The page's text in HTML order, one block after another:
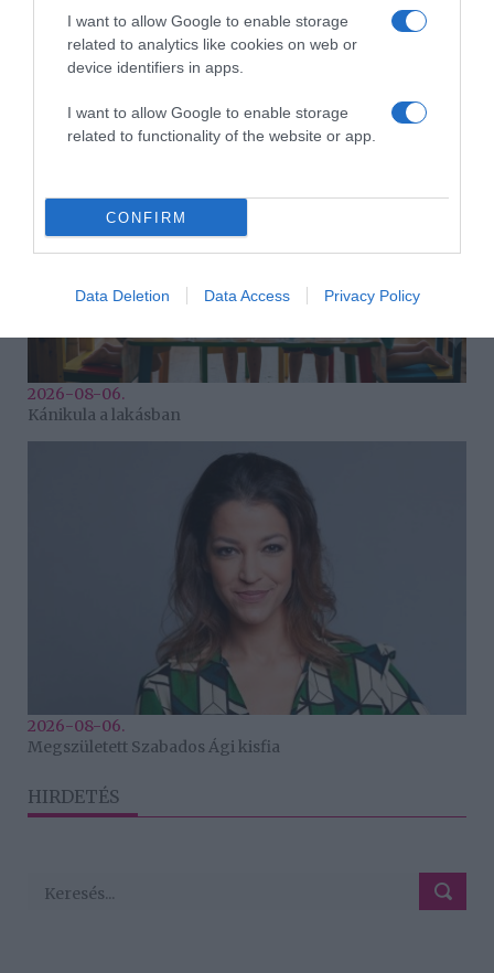
I want to allow Google to enable storage
related to analytics like cookies on web or
device identifiers in apps.
I want to allow Google to enable storage
related to functionality of the website or app.
CONFIRM
Data Deletion Data Access Privacy Policy
2026-08-06.
2026-08-06.
Kánikula a lakásban
2026-08-06.
Megszületett Szabados Ági kisfia
HIRDETÉS